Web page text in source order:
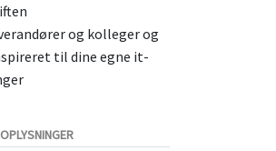
og kolleger og
til dine egne it-